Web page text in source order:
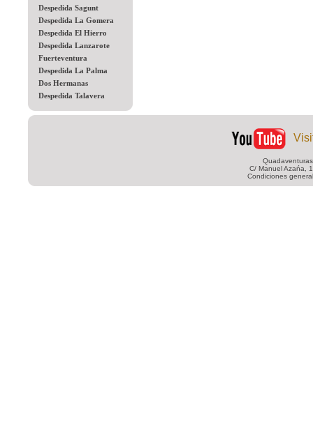
Despedida Sagunt
Despedida La Gomera
Despedida El Hierro
Despedida Lanzarote
Fuerteventura
Despedida La Palma
Dos Hermanas
Despedida Talavera
C/ Manuel Azańa,
Condiciones